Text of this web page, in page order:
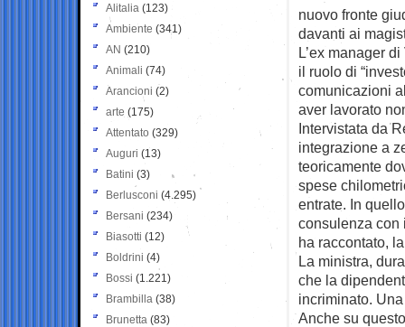
nuovo fronte
davanti ai
L’ex manager
il ruolo di
comunicazioni
aver lavorato
Intervistata da
integrazione a
teoricamente
spese
entrate. In
consulenza con
ha raccontato,
La ministra,
che la
incriminato.
Anche su
Alitalia (123)
Ambiente (341)
AN (210)
Animali (74)
Arancioni (2)
arte (175)
Attentato (329)
Auguri (13)
Batini (3)
Berlusconi (4.295)
Bersani (234)
Biasotti (12)
Boldrini (4)
Bossi (1.221)
Brambilla (38)
Brunetta (83)